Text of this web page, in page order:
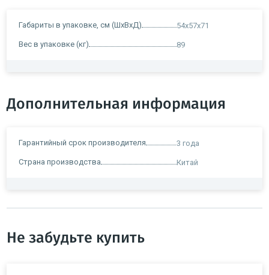
Габариты в упаковке, см (ШxВxД) 54x57x71
Вес в упаковке (кг) 89
Дополнительная информация
Гарантийный срок производителя 3 года
Страна производства Китай
Не забудьте купить